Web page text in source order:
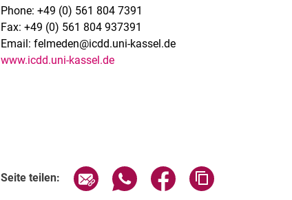
Phone: +49 (0) 561 804 7391
Fax: +49 (0) 561 804 937391
Email: felmeden@icdd.uni-kassel.de
www.icdd.uni-kassel.de
Seite teilen: Seite über E-Mail teilen
Seite über WhatsApp teilen
Seite über Facebook